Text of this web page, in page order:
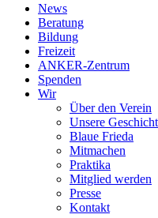
News
Beratung
Bildung
Freizeit
ANKER-Zentrum
Spenden
Wir
Über den Verein
Unsere
Blaue Frieda
Mitmachen
Praktika
Mitglied werden
Presse
Kontakt